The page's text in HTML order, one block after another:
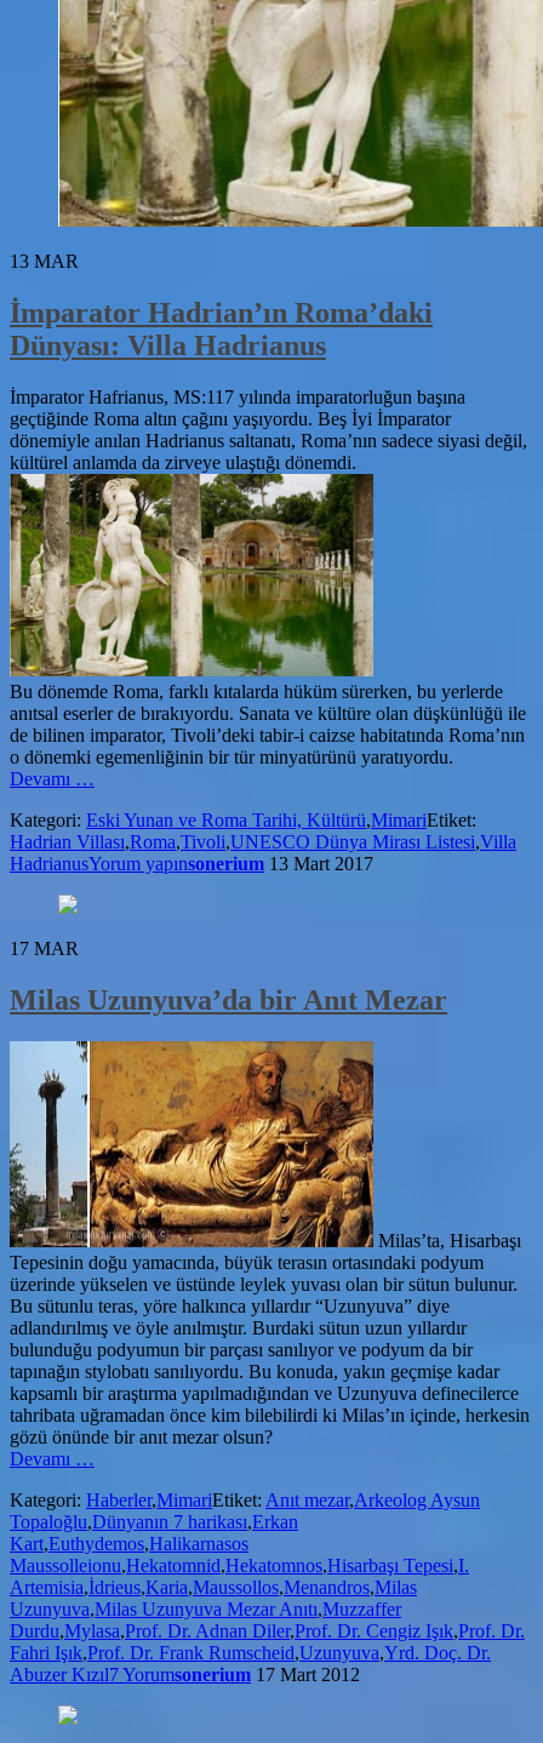
13 MAR
İmparator Hadrian’ın Roma’daki
Dünyası: Villa Hadrianus
İmparator Hafrianus, MS:117 yılında imparatorluğun başına
geçtiğinde Roma altın çağını yaşıyordu. Beş İyi İmparator
dönemiyle anılan Hadrianus saltanatı, Roma’nın sadece siyasi değil,
kültürel anlamda da zirveye ulaştığı dönemdi.
Bu dönemde Roma, farklı kıtalarda hüküm sürerken, bu yerlerde
anıtsal eserler de bırakıyordu. Sanata ve kültüre olan düşkünlüğü ile
de bilinen imparator, Tivoli’deki tabir-i caizse habitatında Roma’nın
o dönemki egemenliğinin bir tür minyatürünü yaratıyordu.
Devamı
Roma’daki
Dünyası:
Villa
…
Kategori: Eski Yunan ve Roma Tarihi, Kültürü,MimariEtiket:
Hadrian Villası,Roma,Tivoli,UNESCO Dünya Mirası Listesi,Villa
HadrianusYorum yapınsonerium 13 Mart 2017
17 MAR
Milas Uzunyuva’da bir Anıt Mezar
Milas’ta, Hisarbaşı
Tepesinin doğu yamacında, büyük terasın ortasındaki podyum
üzerinde yükselen ve üstünde leylek yuvası olan bir sütun bulunur.
Bu sütunlu teras, yöre halkınca yıllardır “Uzunyuva” diye
adlandırılmış ve öyle anılmıştır. Burdaki sütun uzun yıllardır
bulunduğu podyumun bir parçası sanılıyor ve podyum da bir
tapınağın stylobatı sanılıyordu. Bu konuda, yakın geçmişe kadar
kapsamlı bir araştırma yapılmadığından ve Uzunyuva definecilerce
tahribata uğramadan önce kim bilebilirdi ki Milas’ın içinde, herkesin
gözü önünde bir anıt mezar olsun?
Devamı
bir
Anıt
Mezar
…
Kategori: Haberler,MimariEtiket: Anıt mezar,Arkeolog Aysun
Topaloğlu,Dünyanın 7 harikası,Erkan
Kart,Euthydemos,Halikarnasos
Maussolleionu,Hekatomnid,Hekatomnos,Hisarbaşı Tepesi,I.
Artemisia,İdrieus,Karia,Maussollos,Menandros,Milas
Uzunyuva,Milas Uzunyuva Mezar Anıtı,Muzzaffer
Durdu,Mylasa,Prof. Dr. Adnan Diler,Prof. Dr. Cengiz Işık,Prof. Dr.
Fahri Işık,Prof. Dr. Frank Rumscheid,Uzunyuva,Yrd. Doç. Dr.
Abuzer Kızıl7 Yorumsonerium 17 Mart 2012